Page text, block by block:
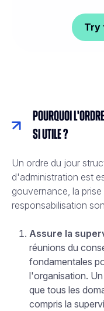
Try
Pourquoi l'ordre
si utile ?
Un ordre du jour
d'administration est
gouvernance, la
responsabilisation
Assure la
réunions du
fondamentales
l'organisation.
que tous les
compris la